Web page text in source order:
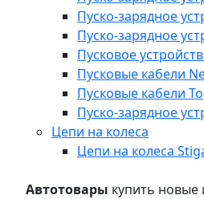
Пуско-зарядное
Пуско-зарядное
Пусковое
Пусковые кабели
Пусковые кабели
Пуско-зарядное
Цепи на колеса
Цепи на колеса
Автотовары купить